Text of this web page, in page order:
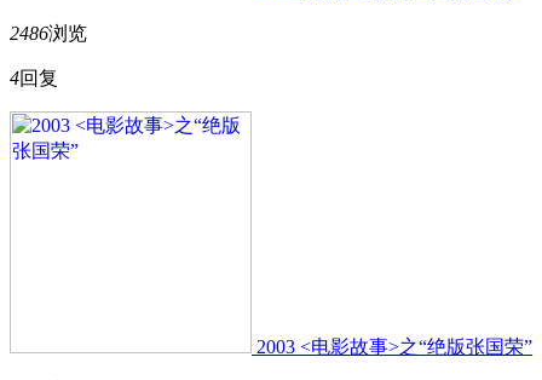
2486浏览
4回复
2003 <电影故事>之“绝版张国荣”